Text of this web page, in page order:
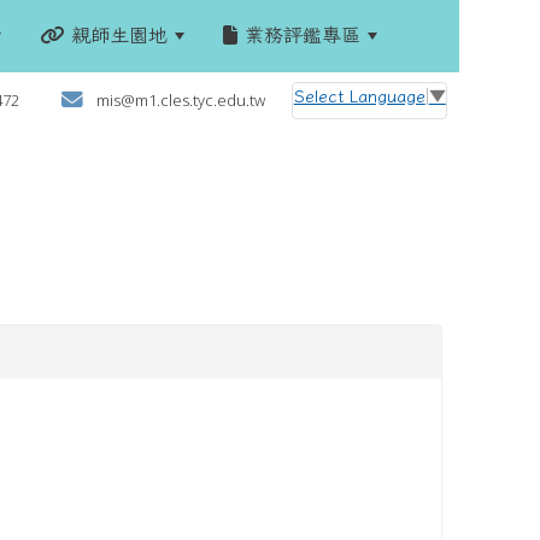
親師生園地 業務評鑑專區
mis@m1.cles.tyc.edu.tw Select Language ▼